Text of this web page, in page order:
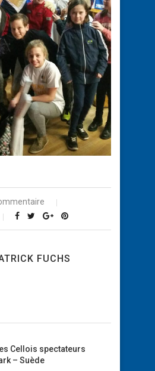
FUCHS
Cellois spectateurs
– Suède